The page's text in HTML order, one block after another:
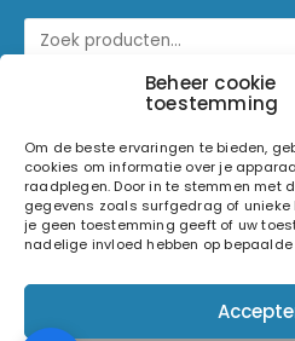
Beheer cookie
toestemming
Om de beste ervaringen te bieden,
cookies om informatie over je
raadplegen. Door in te stemmen met
gegevens zoals surfgedrag of unieke
je geen toestemming geeft of uw
nadelige invloed hebben op
© 2026 Light and Sound